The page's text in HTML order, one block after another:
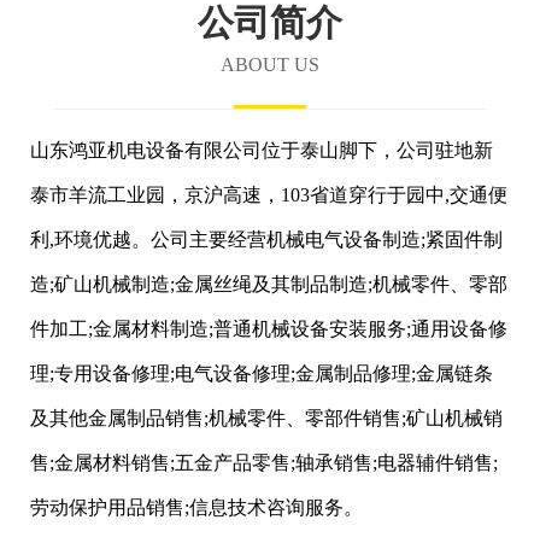
公司简介
ABOUT US
山东鸿亚机电设备有限公司位于泰山脚下，公司驻地新
泰市羊流工业园，京沪高速，103省道穿行于园中,交通便
利,环境优越。公司主要经营机械电气设备制造;紧固件制
造;矿山机械制造;金属丝绳及其制品制造;机械零件、零部
件加工;金属材料制造;普通机械设备安装服务;通用设备修
理;专用设备修理;电气设备修理;金属制品修理;金属链条
及其他金属制品销售;机械零件、零部件销售;矿山机械销
售;金属材料销售;五金产品零售;轴承销售;电器辅件销售;
劳动保护用品销售;信息技术咨询服务。